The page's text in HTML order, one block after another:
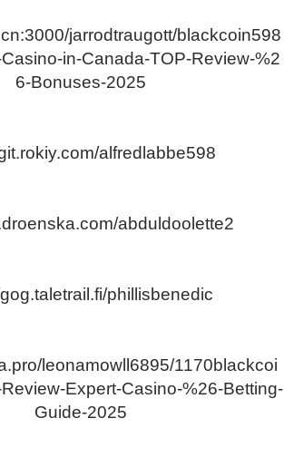
jarrodtraugott/blackcoin598
in-Canada-TOP-Review-%2
6-Bonuses-2025
alfredlabbe598
abduldoolette2
phillisbenedic
leonamowll6895/1170blackcoi
Expert-Casino-%26-Betting-
Guide-2025